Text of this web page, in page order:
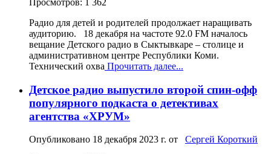
Радио для детей и родителей продолжает наращивать
аудиторию. 18 декабря на частоте 92.0 FM началось
вещание Детского радио в Сыктывкаре – столице и
административном центре Республики Коми.
Технический охва Прочитать далее...
Детское радио выпустило второй спин-офф
популярного подкаста о детективах
агентства «ХРУМ»
Опубликовано 18 декабря 2023 г. от Сергей Короткий